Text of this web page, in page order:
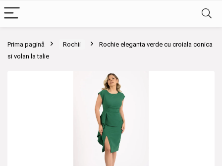
Prima pagină Rochii
Rochie eleganta verde cu croiala conica
si volan la talie